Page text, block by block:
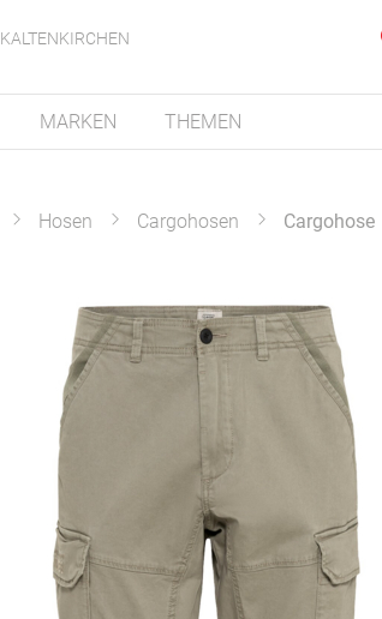
KALTENKIRCHEN
MARKEN THEMEN
Hosen Cargohosen Cargohose